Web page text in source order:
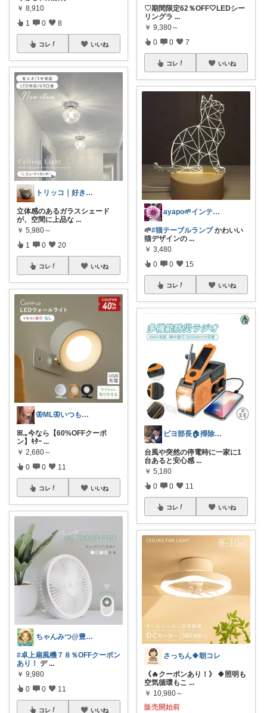
￥ 8,910
1 0 8
コレ いいね
トリッコ｜好きな雑貨・インテリア
立体感のあるガラスシェード
が、空間に上品な ...
￥ 5,980～
1 0 20
コレ いいね
🦋ML🦋いつもありがとう💓
ꕤ.｡今なら【60%OFFクーポ
ン】ｷﾀｰ ...
￥ 2,680～
0 0 11
コレ いいね
ちゃんみつ@豊かな日常
#卓上扇風機７８％OFFクーポン
あり！ デ ...
￥ 9,980
0 0 11
コレ いいね
♡期間限定62％OFF🤍LEDシー
リングラ ...
￥ 9,380～
0 0 7
コレ いいね
ayapo🌱インテリア&雑貨
🌱#猫テーブルランプかわいい
猫デザインの ...
￥ 3,480
0 0 15
コレ いいね
ピヨ部長🏠掃除好きパパの賢いリフォーム
台風や突然の停電時に一家に1
台あると安心感 ...
￥ 5,180
0 0 11
コレ いいね
さっちん🍀朝コレ
《🔥クーポンあり！》 🍀照明も
空気循環もこ ...
￥ 10,980～
販売開始前